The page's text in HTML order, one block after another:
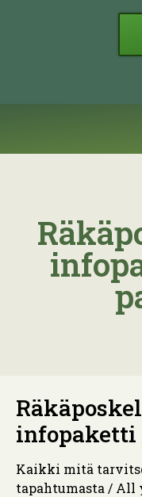
infopaketti
Kaikki mitä
tapahtumasta / All